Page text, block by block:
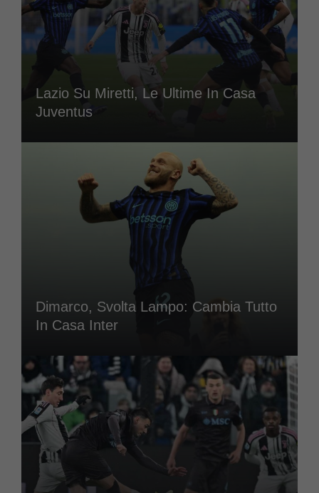
Lazio Su Miretti, Le Ultime In Casa
Juventus
Dimarco, Svolta Lampo: Cambia Tutto
In Casa Inter